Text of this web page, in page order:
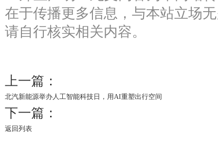
在于传播更多信息，与本站立场
请自行核实相关内容。
上一篇：
北汽新能源举办人工智能科技日，用AI重塑出行空间
下一篇：
返回列表